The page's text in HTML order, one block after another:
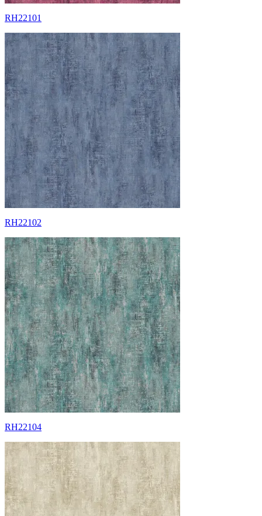
RH22101
RH22102
RH22104